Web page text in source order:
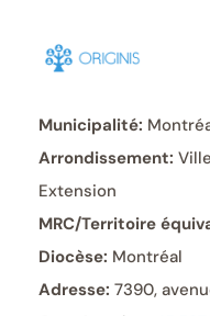
Skip
Municipalité:
Arrondissement:
Extension
MRC/Territoire
Diocèse: Montréal
Adresse: 7390,